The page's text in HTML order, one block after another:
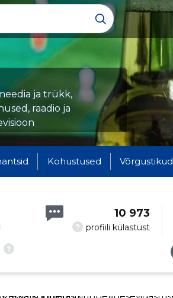
ja trükk,
raadio ja
Kohustused Võrgustikud
?
? profiili külastust
10 973